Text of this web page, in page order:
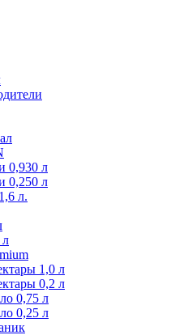
0,930 л
0,250 л
л.
1,0 л
0,2 л
0,75 л
0,25 л